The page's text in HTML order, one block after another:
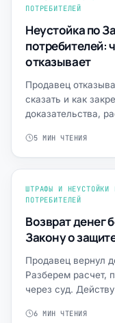
ПОТРЕБИТЕЛЕЙ
Неустойка по
потребителей:
отказывает
Продавец
сказать и как
доказательства,
5 МИН ЧТЕНИЯ
ШТРАФЫ И
ПОТРЕБИТЕЛЕЙ
Возврат денег
Закону о
Продавец вернул
Разберем расчет,
через суд.
6 МИН ЧТЕНИЯ